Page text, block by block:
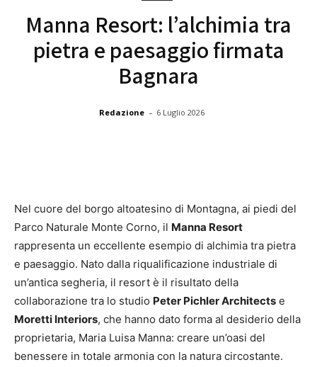
Manna Resort: l’alchimia tra
pietra e paesaggio firmata
Bagnara
Redazione - 6 Luglio 2026
Nel cuore del borgo altoatesino di Montagna, ai piedi del
Parco Naturale Monte Corno, il Manna Resort
rappresenta un eccellente esempio di alchimia tra pietra
e paesaggio. Nato dalla riqualificazione industriale di
un’antica segheria, il resort è il risultato della
collaborazione tra lo studio Peter Pichler Architects e
Moretti Interiors, che hanno dato forma al desiderio della
proprietaria, Maria Luisa Manna: creare un’oasi del
benessere in totale armonia con la natura circostante.